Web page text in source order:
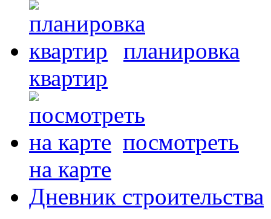
планировка
квартир
посмотреть
на карте
Дневник строительства